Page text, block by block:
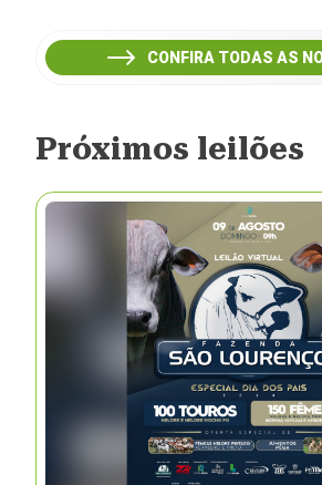
CONFIRA TODAS AS
Próximos leilões